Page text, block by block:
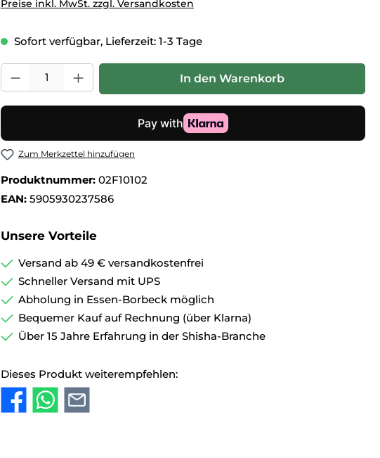
Preise inkl. MwSt. zzgl. Versandkosten
Sofort verfügbar, Lieferzeit: 1-3 Tage
Produkt Anzahl: Gib den gewünschten Wert ein oder benutze die
In den Warenkorb
Zum Merkzettel hinzufügen
Produktnummer: 02F10102
EAN: 5905930237586
Unsere Vorteile
Versand ab 49 € versandkostenfrei
Schneller Versand mit UPS
Abholung in Essen-Borbeck möglich
Bequemer Kauf auf Rechnung (über Klarna)
Über 15 Jahre Erfahrung in der Shisha-Branche
Dieses Produkt weiterempfehlen: